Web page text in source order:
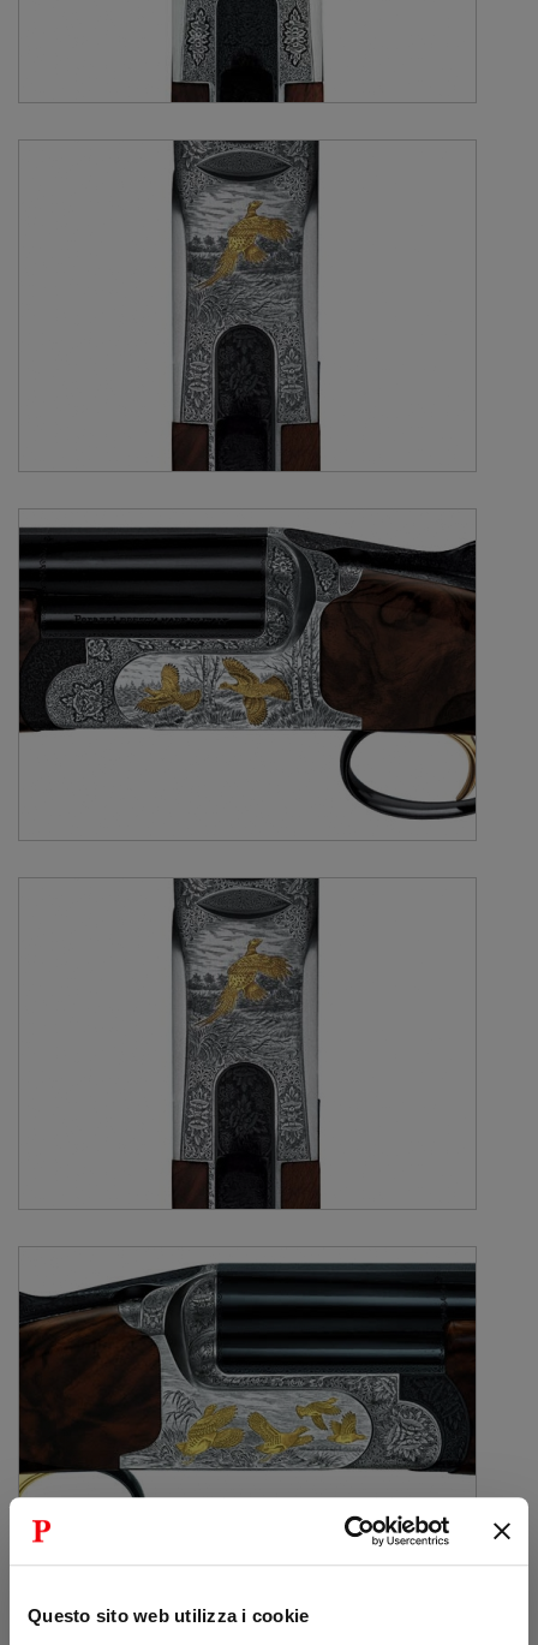
Questo sito web utilizza i cookie